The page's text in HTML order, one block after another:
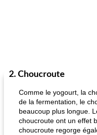
2. Choucroute
Comme le yogourt, la
de la fermentation, le
beaucoup plus longue.
choucroute ont un effet
choucroute regorge